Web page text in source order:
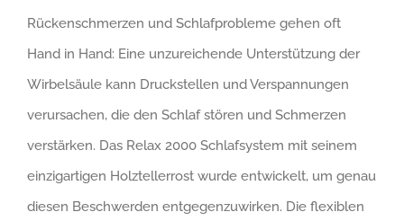
Rückenschmerzen und Schlafprobleme gehen oft
Hand in Hand: Eine unzureichende Unterstützung der
Wirbelsäule kann Druckstellen und Verspannungen
verursachen, die den Schlaf stören und Schmerzen
verstärken. Das Relax 2000 Schlafsystem mit seinem
einzigartigen Holztellerrost wurde entwickelt, um genau
diesen Beschwerden entgegenzuwirken. Die flexiblen